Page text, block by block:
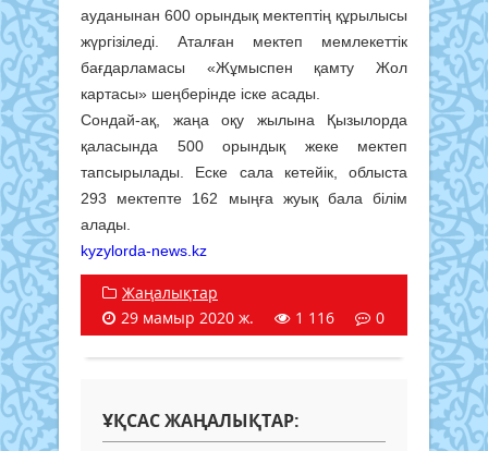
ауданынан 600 орындық мектептің құрылысы
жүргізіледі. Аталған мектеп мемлекеттік
бағдарламасы «Жұмыспен қамту Жол
картасы» шеңберінде іске асады.
Сондай-ақ, жаңа оқу жылына Қызылорда
қаласында 500 орындық жеке мектеп
тапсырылады. Еске сала кетейік, облыста
293 мектепте 162 мыңға жуық бала білім
алады.
kyzylorda-news.kz
Жаңалықтар
29 мамыр 2020 ж.
1 116 0
ҰҚСАС ЖАҢАЛЫҚТАР: